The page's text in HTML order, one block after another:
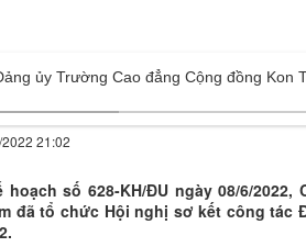
21:02
hoạch số 628-KH/ĐU ngày 08/6/
đã tổ chức Hội nghị sơ kết công tác